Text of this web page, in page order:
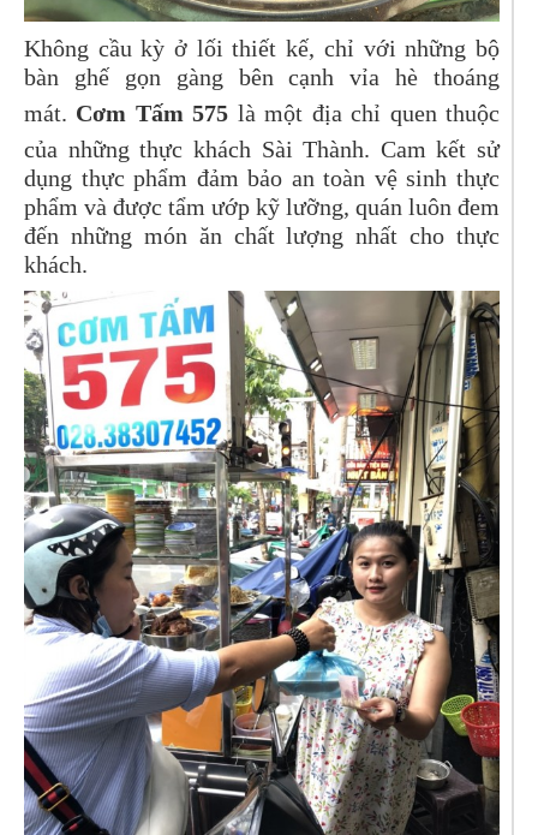
Không cầu kỳ ở lối thiết kế, chỉ với những bộ
bàn ghế gọn gàng bên cạnh vỉa hè thoáng
mát. Cơm Tấm 575 là một địa chỉ quen thuộc
của những thực khách Sài Thành. Cam kết sử
dụng thực phẩm đảm bảo an toàn vệ sinh thực
phẩm và được tẩm ướp kỹ lưỡng, quán luôn đem
đến những món ăn chất lượng nhất cho thực
khách.